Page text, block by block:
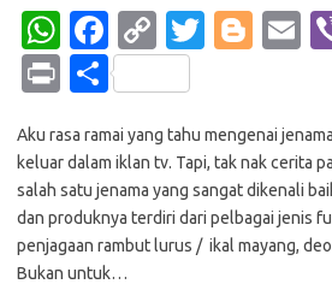
W
h
at
s
A
p
p
Fa
c
e
b
o
o
k
C
o
p
y
Li
n
k
T
te
r
Bl
g
er
E
Pr
t
S
ar
e
Aku rasa ramai yang tahu mengenai
keluar dalam iklan tv. Tapi, tak nak cerita
salah satu jenama yang sangat dikenali
dan produknya terdiri dari pelbagai jenis
penjagaan rambut lurus / ikal mayang,
Bukan untuk…